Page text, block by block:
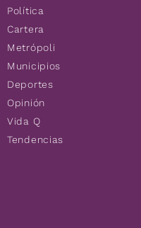
Política
Cartera
Metrópoli
Municipios
Deportes
Opinión
Vida Q
Tendencias